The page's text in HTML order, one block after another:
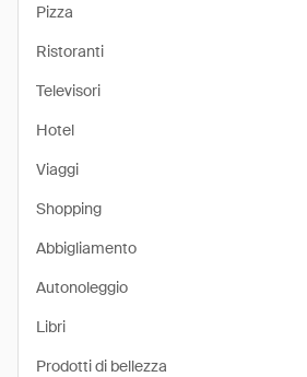
Pizza
Ristoranti
Televisori
Hotel
Viaggi
Shopping
Abbigliamento
Autonoleggio
Libri
Prodotti di bellezza